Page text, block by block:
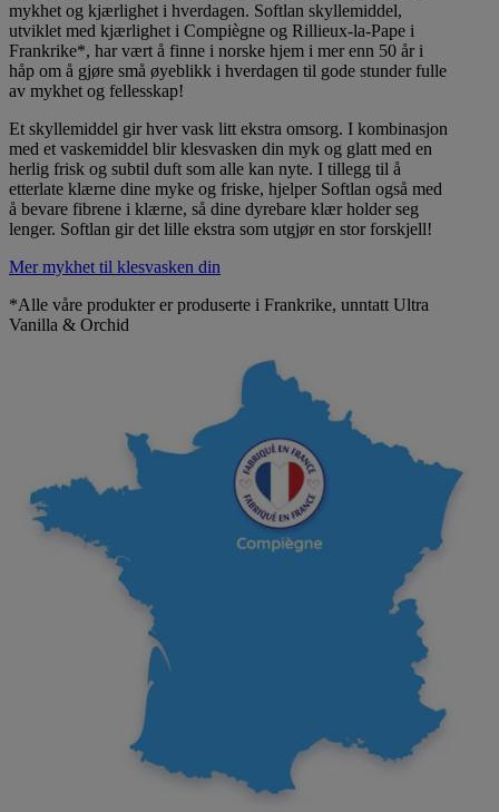
mykhet og kjærlighet i hverdagen. Softlan skyllemiddel,
utviklet med kjærlighet i Compiègne og Rillieux-la-Pape i
Frankrike*, har vært å finne i norske hjem i mer enn 50 år i
håp om å gjøre små øyeblikk i hverdagen til gode stunder fulle
av mykhet og fellesskap!
Et skyllemiddel gir hver vask litt ekstra omsorg. I kombinasjon
med et vaskemiddel blir klesvasken din myk og glatt med en
herlig frisk og subtil duft som alle kan nyte. I tillegg til å
etterlate klærne dine myke og friske, hjelper Softlan også med
å bevare fibrene i klærne, så dine dyrebare klær holder seg
lenger. Softlan gir det lille ekstra som utgjør en stor forskjell!
Mer mykhet til klesvasken din
*Alle våre produkter er produserte i Frankrike, unntatt Ultra
Vanilla & Orchid